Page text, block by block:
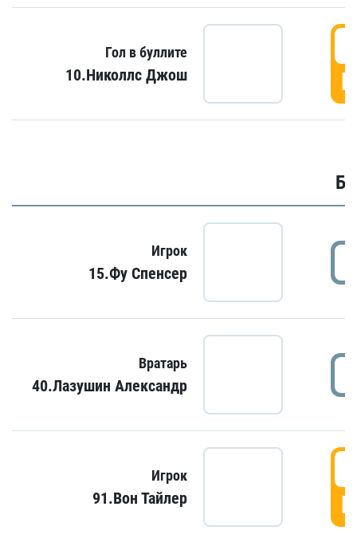
Гол в буллите
10.Николлс Джош
Игрок
15.Фу Спенсер
Вратарь
40.Лазушин Александр
Игрок
91.Вон Тайлер